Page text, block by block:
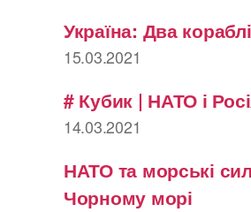
Україна: Два
15.03.2021
# Кубик | НАТО і
14.03.2021
НАТО та морські
Чорному морі